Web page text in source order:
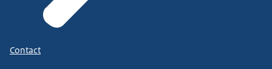
Contact